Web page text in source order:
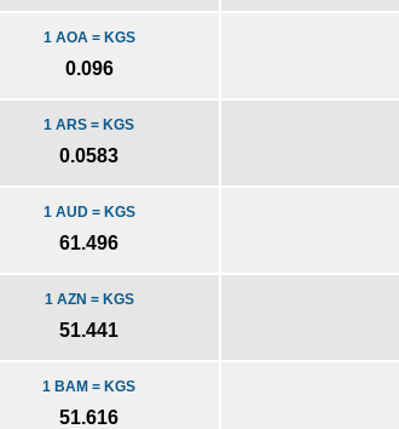
1 AOA = KGS
0.096
1 ARS = KGS
0.0583
1 AUD = KGS
61.496
1 AZN = KGS
51.441
1 BAM = KGS
51.616